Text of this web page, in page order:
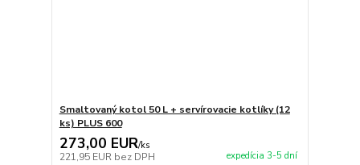
Smaltovaný kotol 50 L + servírovacie kotlíky (12
ks) PLUS 600
273,00 EUR/ks
221,95 EUR bez DPH expedícia 3-5 dní